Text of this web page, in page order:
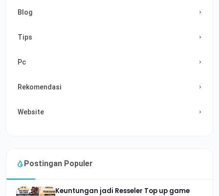
Blog
Tips
Pc
Rekomendasi
Website
Postingan Populer
Keuntungan jadi Resseler Top up game